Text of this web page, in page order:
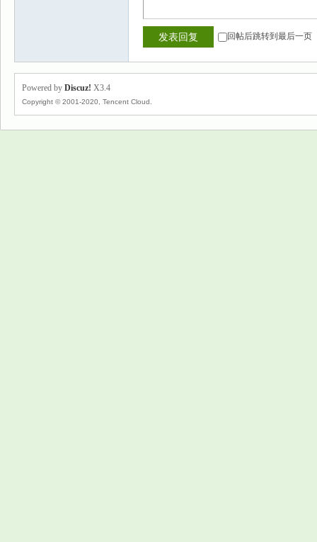
发表回复 回帖后跳转到最后一页
Powered by Discuz! X3.4
Copyright © 2001-2020, Tencent Cloud.